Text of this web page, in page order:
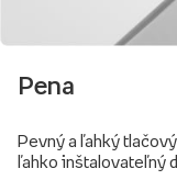
Pena
Pevný a ľahký
ľahko inštalovateľný